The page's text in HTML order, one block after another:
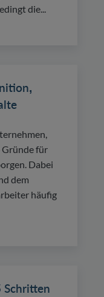
die...
Gründe für
Dabei
dem
häufig
Schritten